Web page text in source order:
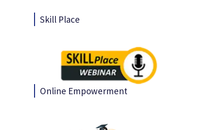
Skill Place
Online Empowerment